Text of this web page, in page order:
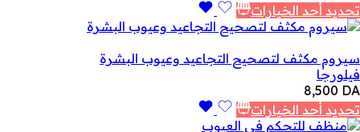
تحديد أحد الخيارات
سيروم مكثف لتصحيح التجاعيد وعيوب البشرة
فيلورجا
8,500 DA
تحديد أحد الخيارات